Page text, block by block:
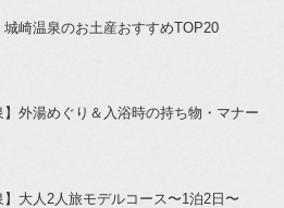
城崎温泉のお土産おすすめTOP20
】外湯めぐり＆入浴時の持ち物・マナー
】大人2人旅モデルコース〜1泊2日〜